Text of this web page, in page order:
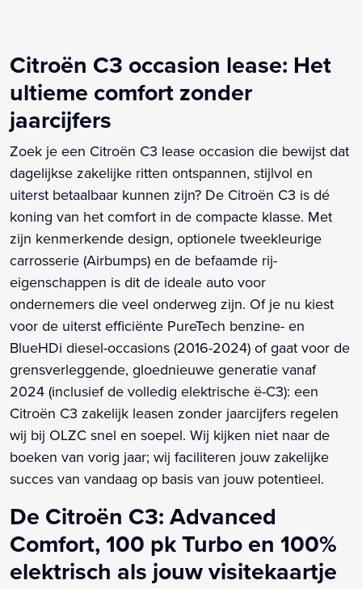
Citroën C3 occasion lease: Het
ultieme comfort zonder
jaarcijfers
Zoek je een Citroën C3 lease occasion die bewijst dat
dagelijkse zakelijke ritten ontspannen, stijlvol en
uiterst betaalbaar kunnen zijn? De Citroën C3 is dé
koning van het comfort in de compacte klasse. Met
zijn kenmerkende design, optionele tweekleurige
carrosserie (Airbumps) en de befaamde rij-
eigenschappen is dit de ideale auto voor
ondernemers die veel onderweg zijn. Of je nu kiest
voor de uiterst efficiënte PureTech benzine- en
BlueHDi diesel-occasions (2016-2024) of gaat voor de
grensverleggende, gloednieuwe generatie vanaf
2024 (inclusief de volledig elektrische ë-C3): een
Citroën C3 zakelijk leasen zonder jaarcijfers regelen
wij bij OLZC snel en soepel. Wij kijken niet naar de
boeken van vorig jaar; wij faciliteren jouw zakelijke
succes van vandaag op basis van jouw potentieel.
De Citroën C3: Advanced
Comfort, 100 pk Turbo en 100%
elektrisch als jouw visitekaartje